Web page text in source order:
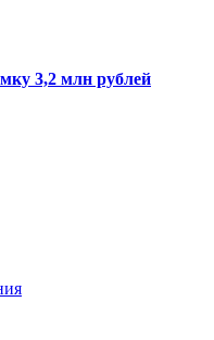
3,2 млн рублей